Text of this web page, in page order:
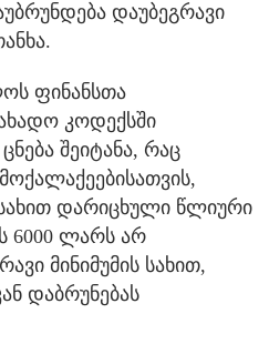
დაუბეგრავი
ფინანსთა
კოდექსში
შეიტანა, რაც
დარიცხული წლიური
6000 ლარს არ
მინიმუმის სახით,
დაბრუნებას